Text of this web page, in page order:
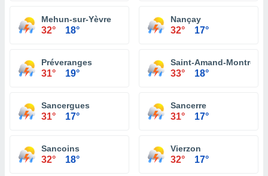
Mehun-sur-Yèvre
32° 18°
Nançay
32° 17°
Préveranges
31° 19°
Saint-Amand-Montrond
33° 18°
Sancergues
31° 17°
Sancerre
31° 17°
Sancoins
32° 18°
Vierzon
32° 17°